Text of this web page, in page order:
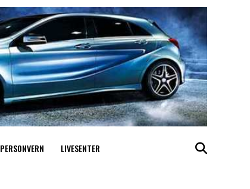
PERSONVERN LIVESENTER